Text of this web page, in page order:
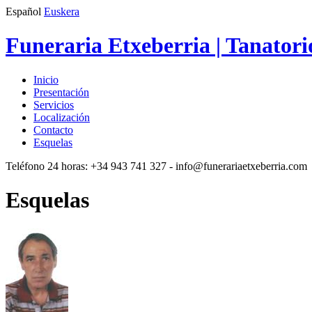
Español Euskera
Funeraria Etxeberria |
Inicio
Presentación
Servicios
Localización
Contacto
Esquelas
Teléfono 24 horas: +34 943 741 327 - info@funerariaetxeberria.com
Esquelas